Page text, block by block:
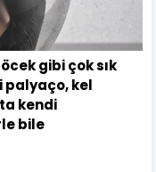
gibi çok sık
palyaço, kel
kendi
bile